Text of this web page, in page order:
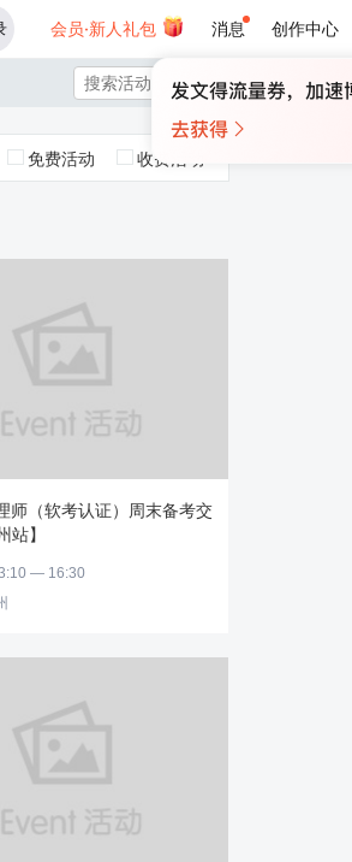
会员·新人礼包 消息 创作中心

免费活动 收费活动
师（软考认证）周末备考交
站】
— 16:30